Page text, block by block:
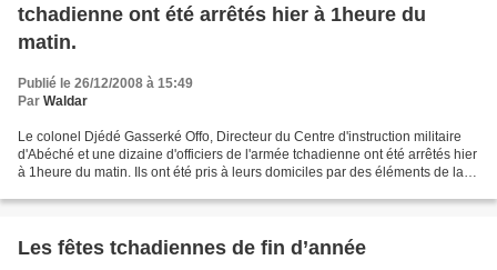
tchadienne ont été arrêtés hier à 1heure du
matin.
Publié le 26/12/2008 à 15:49
Par Waldar
Le colonel Djédé Gasserké Offo, Directeur du Centre d'instruction militaire
d'Abéché et une dizaine d'officiers de l'armée tchadienne ont été arrêtés hier
à 1heure du matin. Ils ont été pris à leurs domiciles par des éléments de la
Les fêtes tchadiennes de fin d’année